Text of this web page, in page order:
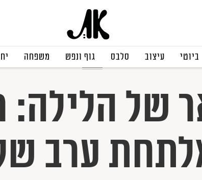
ביוטי עיצוב סלבס גוף ונפש משפחה מקודם
של הלילה:
ערב